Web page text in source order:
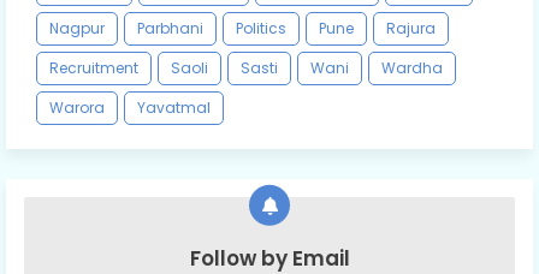
Nagpur
Parbhani Politics Pune
Rajura
Recruitment
Saoli Sasti Wani
Wardha
Warora
Yavatmal
Follow by Email